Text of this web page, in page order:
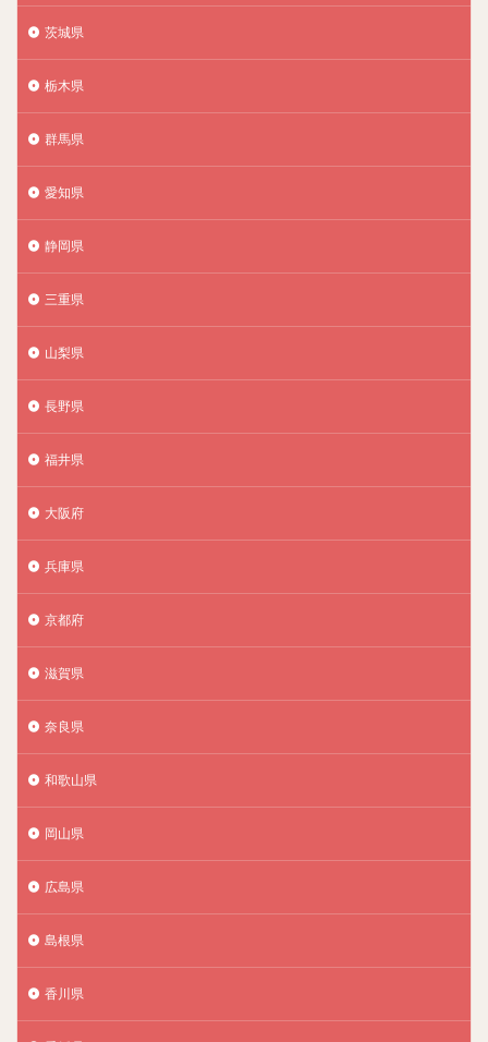
茨城県
栃木県
群馬県
愛知県
静岡県
三重県
山梨県
長野県
福井県
大阪府
兵庫県
京都府
滋賀県
奈良県
和歌山県
岡山県
広島県
島根県
香川県